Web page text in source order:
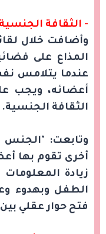
- الثقافة الجنسية
وأضافت خلال
عندما يتلامس
أعضائه، ويجب
الثقافة الجنسية.
وتابعت: "الجنس
أخرى تقوم بها
زيادة
الطفل وبهدوء
فتح حوار عقلي بين